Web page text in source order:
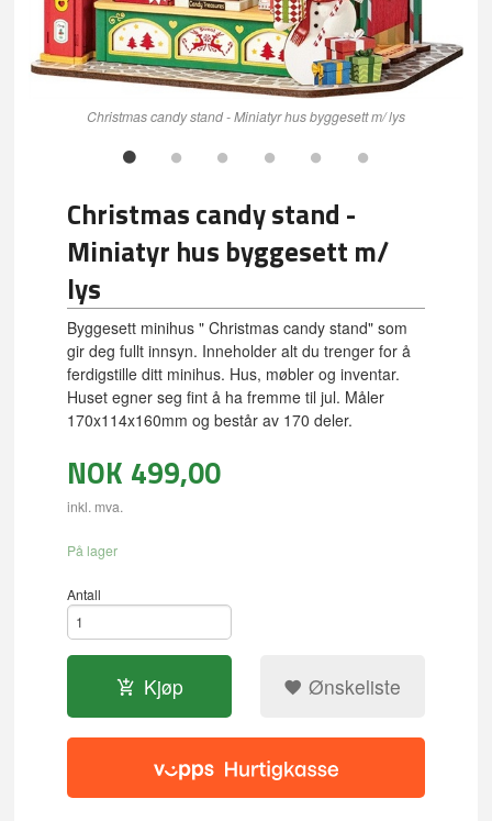
Christmas candy stand - Miniatyr hus byggesett m/ lys
Christmas candy stand -
Miniatyr hus byggesett m/
lys
Byggesett minihus " Christmas candy stand" som
gir deg fullt innsyn. Inneholder alt du trenger for å
ferdigstille ditt minihus. Hus, møbler og inventar.
Huset egner seg fint å ha fremme til jul. Måler
170x114x160mm og består av 170 deler.
NOK 499,00
inkl. mva.
På lager
Antall
Kjøp Ønskeliste